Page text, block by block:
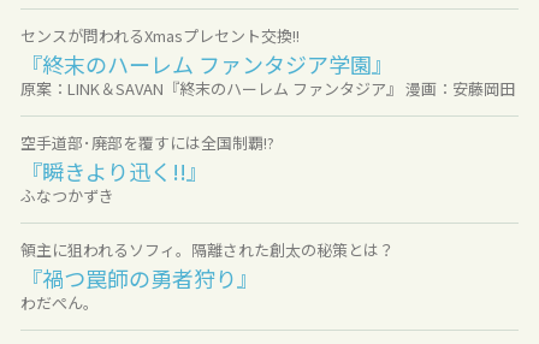
センスが問われるXmasプレセント交換!!
『終末のハーレム ファンタジア学園』
原案：LINK＆SAVAN『終末のハーレム ファンタジア』 漫画：安藤岡田
空手道部･廃部を覆すには全国制覇!?
『瞬きより迅く!!』
ふなつかずき
領主に狙われるソフィ。隔離された創太の秘策とは？
『禍つ罠師の勇者狩り』
わだぺん。